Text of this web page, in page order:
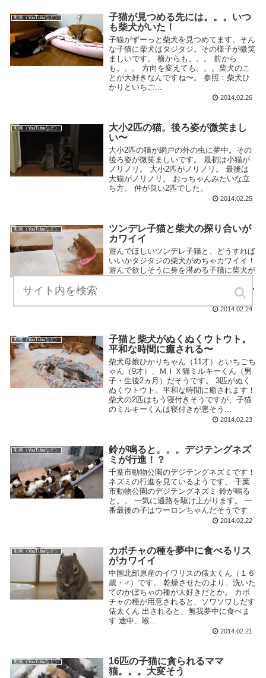
動画（YouTubeなど）
子猫が見つめる先には。。。いつ
も柴犬がいた！
子猫がずーっと柴犬を見つめてます。そん
な子猫に柴犬はタジタジ。その様子が微笑
ましいです。 横からも。。。 前から
も。。。 方向を変えても。。。柴犬のこ
とが大好きなんですね〜。 参照：柴犬ひ
かりといちご...
2014.02.26
動画（YouTubeなど）
大小2匹の猫。後ろ姿が微笑まし
い〜
大小2匹の猫が網戸の外の虫に夢中。その
後ろ姿が微笑ましいです。 最初は小猫が
ノリノリ。 大小2匹がノリノリ。 最後は
大猫がノリノリ。 おっちゃんみたいな立
ち方。 仲が良い2匹でした。
2014.02.25
動画（YouTubeなど）
ツンデレ子猫と柴犬の探り合いが
カワイイ
遊んでほしいツンデレ子猫と、どうすれば
いいかタジタジの柴犬がめちゃカワイイ！
遊んで欲しそうに身を潜める子猫に柴犬が
近づくと。。 柴犬は子猫の引っ掻く仕草
にちょっと引きぎみの様子。子猫は目がラ
2014.02.24
動画（YouTubeなど）
子猫と柴犬がぬくぬくウトウト。
平和な時間に癒される〜
柴犬母娘ひかりちゃん（11才）といちごち
ゃん（9才）、ＭＩＸ猫ミルキーくん（男
子・生後2ヵ月）だそうで­す。 3匹がぬく
ぬくウトウト。平和な時間に癒されます！
柴犬の2匹はもう寝付きそうですが、子猫
のミルキーくんは寝付きが悪そう...
2014.02.23
動画（YouTubeなど）
鈴が鳴ると。。。デジテングネズ
ミが行進！？
千葉市動物公園のデジテングネズミです！
ネズミの行進を見ているようです、 千葉
市動物公園のデジテングネズミ 鈴が鳴る
と。。 一気に通路を駆け上がります。 一
番最後の子はウーロンちゃんだそうです
2014.02.22
動画（YouTubeなど）
カボチャの種を夢中に食べるリス
がカワイイ
中国北部原産のイワリスの俵太くん（１６
歳・♂）です。 乾燥させたのより、洗いた
てのかぼちゃの種が大好きだとか。 カボ
チャの種が用意されると、ソワソワしだす
俵太くん 出されると、無我夢中に食べま
す 途中、喉...
2014.02.21
動画（YouTubeなど）
16匹の子猫に貪られるママ
猫。。。大変そう